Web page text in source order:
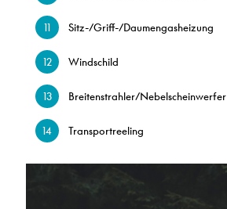
Sitz-/Griff-/Daumengasheizung
Windschild
Breitenstrahler/Nebelscheinwerfer
Transportreeling